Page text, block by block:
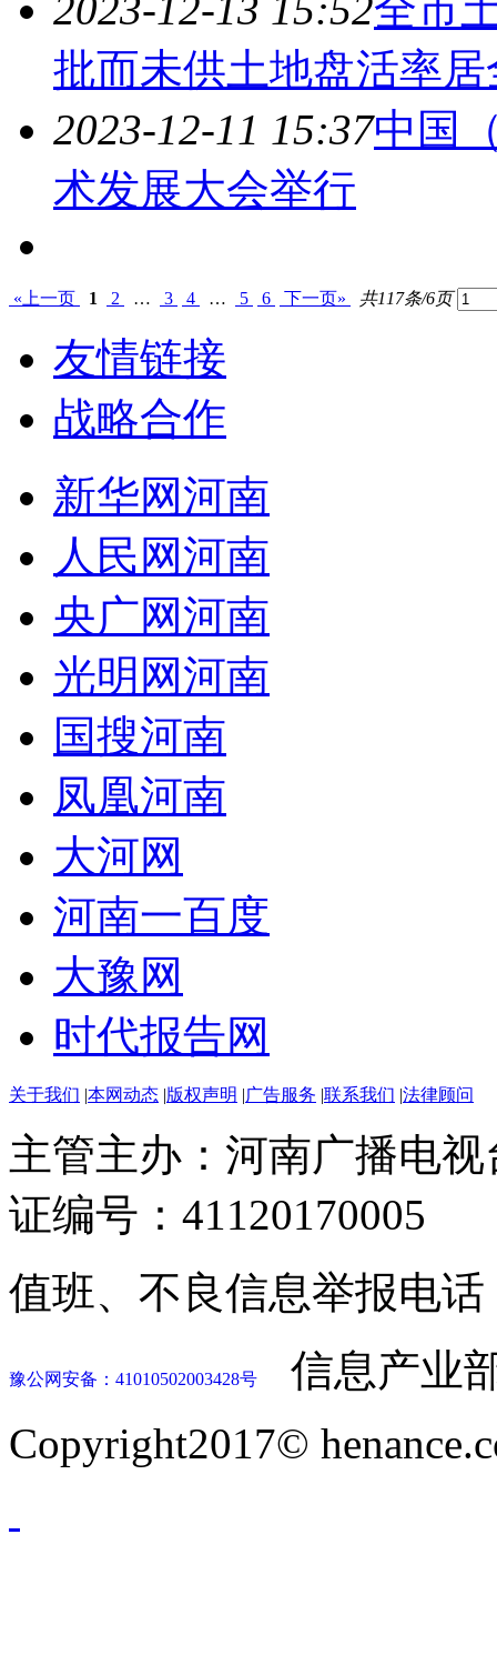
批而未供土地盘活率
2023-12-11 15:37中国
术发展大会举行
«上一页 1 2 … 3 4 … 5 6 下一页» 共117条/6页
友情链接
战略合作
新华网河南
人民网河南
央广网河南
光明网河南
国搜河南
凤凰河南
大河网
河南一百度
大豫网
时代报告网
关于我们 |本网动态 |版权声明 |广告服务 |联系我们 |法律顾问
主管主办：河南广播电
证编号：41120170005
值班、不良信息举报电话
豫公网安备：41010502003428号
信息产业
Copyright2017©